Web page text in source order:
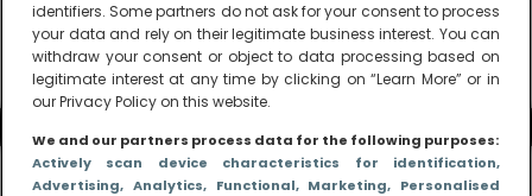
identifiers. Some partners do not ask for your consent to process
your data and rely on their legitimate business interest. You can
withdraw your consent or object to data processing based on
legitimate interest at any time by clicking on “Learn More” or in
our Privacy Policy on this website.
We and our partners process data for the following purposes:
Actively scan device characteristics for identification,
Advertising, Analytics, Functional, Marketing, Personalised